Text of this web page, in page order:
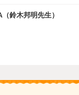
鈴木邦明先生）